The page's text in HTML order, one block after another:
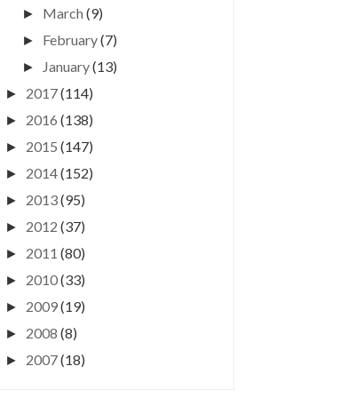
► March(9)
► February(7)
► January(13)
► 2017(114)
► 2016 (138)
► 2015 (147)
► 2014(152)
► 2013(95)
► 2012 (37)
► 2011 (80)
► 2010(33)
► 2009(19)
► 2008 (8)
► 2007(18)